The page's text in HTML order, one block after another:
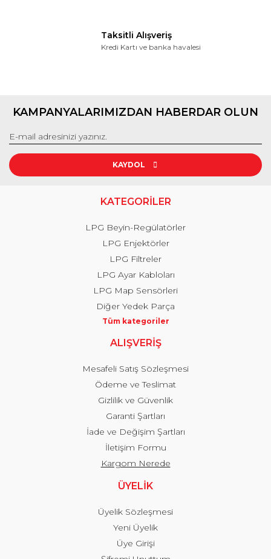
Taksitli Alışveriş
Kredi Kartı ve banka havalesi
KAMPANYALARIMIZDAN HABERDAR OLUN
KAYDOL
KATEGORİLER
LPG Beyin-Regülatörler
LPG Enjektörler
LPG Filtreler
LPG Ayar Kabloları
LPG Map Sensörleri
Diğer Yedek Parça
Tüm kategoriler
ALIŞVERİŞ
Mesafeli Satış Sözleşmesi
Ödeme ve Teslimat
Gizlilik ve Güvenlik
Garanti Şartları
İade ve Değişim Şartları
İletişim Formu
Kargom Nerede
ÜYELİK
Üyelik Sözleşmesi
Yeni Üyelik
Üye Girişi